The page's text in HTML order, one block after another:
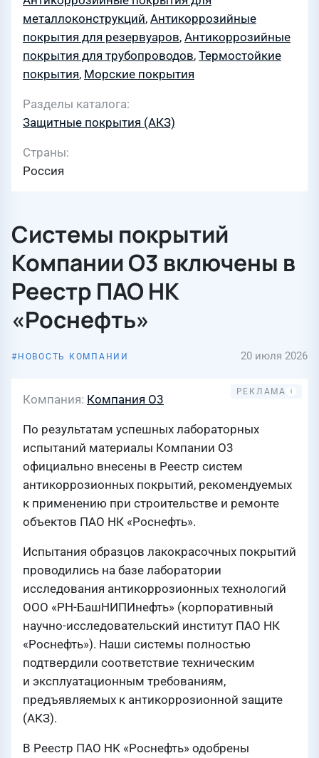
металлоконструкций, Антикоррозийные
покрытия для резервуаров, Антикоррозийные
покрытия для трубопроводов, Термостойкие
покрытия, Морские покрытия
Разделы каталога
Защитные покрытия (АКЗ)
Страны
Россия
Системы покрытий
Компании О3 включены в
Реестр ПАО НК
«Роснефть»
НОВОСТЬ КОМПАНИИ 20 июля 2026
Компания Компания О3
По результатам успешных лабораторных
испытаний материалы Компании О3
официально внесены в Реестр систем
антикоррозионных покрытий, рекомендуемых
к применению при строительстве и ремонте
объектов ПАО НК «Роснефть».
Испытания образцов лакокрасочных покрытий
проводились на базе лаборатории
исследования антикоррозионных технологий
ООО «РН-БашНИПИнефть» (корпоративный
научно-исследовательский институт ПАО НК
«Роснефть»). Наши системы полностью
подтвердили соответствие техническим
и эксплуатационным требованиям,
предъявляемых к антикоррозионной защите
(АКЗ).
В Реестр ПАО НК «Роснефть» одобрены